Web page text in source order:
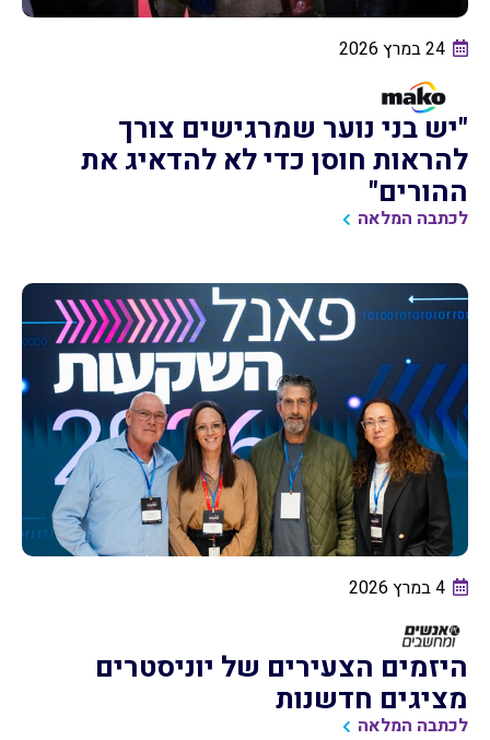
24 במרץ 2026
"יש בני נוער שמרגישים צורך
להראות חוסן כדי לא להדאיג את
ההורים"
לכתבה המלאה
4 במרץ 2026
היזמים הצעירים של יוניסטרים
מציגים חדשנות
לכתבה המלאה